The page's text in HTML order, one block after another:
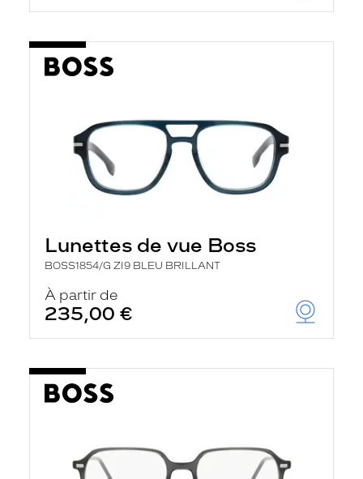
Lunettes de vue Boss
BOSS1854/G ZI9 BLEU BRILLANT
À partir de
235,00 €